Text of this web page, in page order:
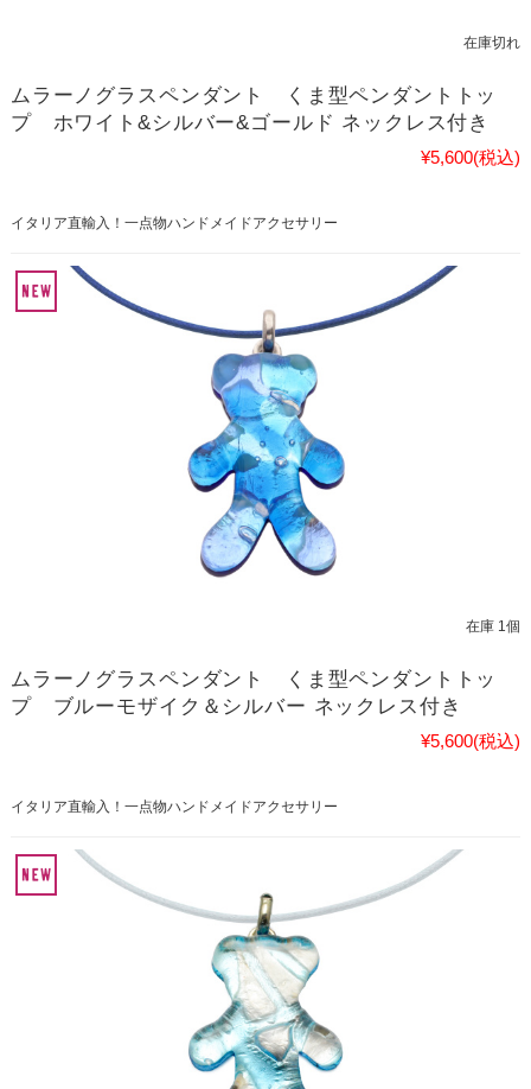
在庫切れ
ムラーノグラスペンダント くま型ペンダントトッ
プ ホワイト&シルバー&ゴールド ネックレス付き
¥5,600(税込)
イタリア直輸入！一点物ハンドメイドアクセサリー
在庫 1個
ムラーノグラスペンダント くま型ペンダントトッ
プ ブルーモザイク＆シルバー ネックレス付き
¥5,600(税込)
イタリア直輸入！一点物ハンドメイドアクセサリー